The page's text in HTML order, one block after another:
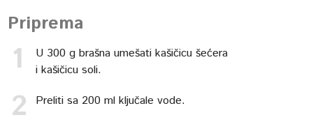
Priprema
U 300 g brašna umešati kašičicu šećera
i kašičicu soli.
Preliti sa 200 ml ključale vode.